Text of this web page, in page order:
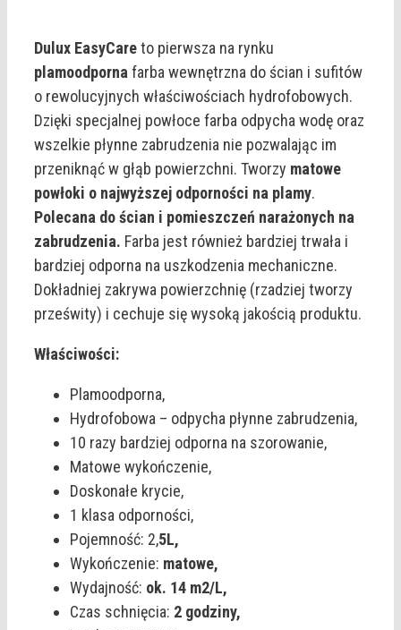
Dulux EasyCareto pierwsza na rynku
plamoodporna farba wewnętrzna do ścian i sufitów
o rewolucyjnych właściwościach hydrofobowych.
Dzięki specjalnej powłoce farba odpycha wodę oraz
wszelkie płynne zabrudzenia nie pozwalając im
przeniknąć w głąb powierzchni. Tworzy matowe
powłoki o najwyższej odporności na plamy.
Polecana do ścian i pomieszczeń narażonych na
zabrudzenia. Farba jest również bardziej trwała i
bardziej odporna na uszkodzenia mechaniczne.
Dokładniej zakrywa powierzchnię (rzadziej tworzy
prześwity) i cechuje się wysoką jakością produktu.
Właściwości:
Plamoodporna,
Hydrofobowa – odpycha płynne zabrudzenia,
10 razy bardziej odporna na szorowanie,
Matowe wykończenie,
Doskonałe krycie,
1 klasa odporności,
Pojemność: 2,5L,
Wykończenie: matowe,
Wydajność: ok. 14 m2/L,
Czas schnięcia: 2 godziny,